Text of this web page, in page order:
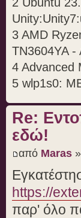
2 Ubuntu
3 AMD
TN3604YA -
4 Advanced
5 wlp1s0:
Re:
εδώ!
από Maras
https://
παρ' όλο